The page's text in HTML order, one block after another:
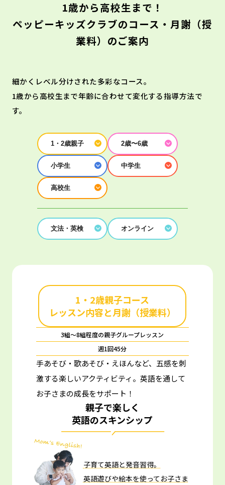
1歳から高校生まで！
ペッピーキッズクラブのコース・月謝（授
業料）のご案内
細かくレベル分けされた多彩なコース。
1歳から高校生まで年齢に合わせて変化する指導方法で
す。
1・2歳親子 2歳〜6歳
小学生 中学生
高校生
文法・英検 オンライン
1・2歳親子コース
レッスン内容と月謝（授業料）
3組～8組程度の親子グループレッスン
週1回45分
手あそび・歌あそび・えほんなど、五感を刺
激する楽しいアクティビティ。 英語を通して
お子さまの成長をサポート！
親子で楽しく
英語のスキンシップ
子育て英語と発音習得。
英語遊びや絵本を使ってお子さま